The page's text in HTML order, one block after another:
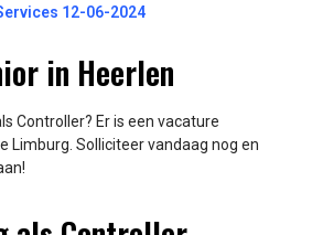
12-06-2024
in Heerlen
Controller? Er is een vacature
Limburg. Solliciteer vandaag nog en